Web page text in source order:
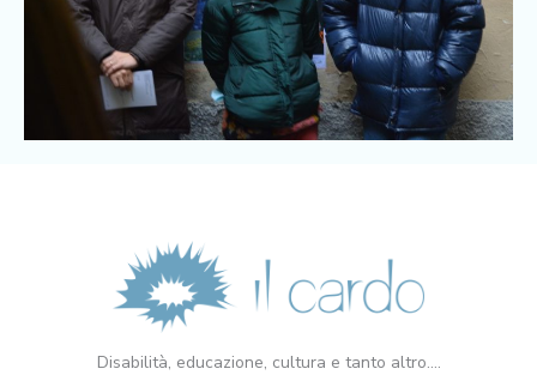
Disabilità, educazione, cultura e tanto altro....